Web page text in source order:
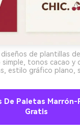
de plantillas
tonos cacao y
estilo gráfico plano,
De Paletas Marrón-
Gratis